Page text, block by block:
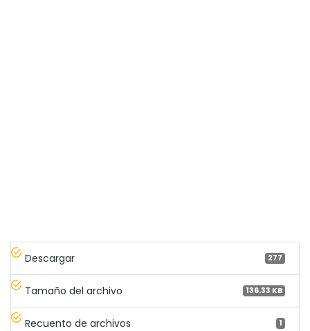
Descargar 277
Tamaño del archivo 136.33 KB
Recuento de archivos 1